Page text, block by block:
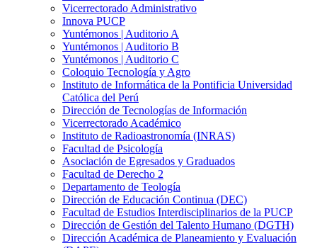
Vicerrectorado Administrativo
Innova PUCP
Yuntémonos | Auditorio A
Yuntémonos | Auditorio B
Yuntémonos | Auditorio C
Coloquio Tecnología y Agro
Instituto de Informática de la Pontificia Universidad
Católica del Perú
Dirección de Tecnologías de Información
Vicerrectorado Académico
Instituto de Radioastronomía (INRAS)
Facultad de Psicología
Asociación de Egresados y Graduados
Facultad de Derecho 2
Departamento de Teología
Dirección de Educación Continua (DEC)
Facultad de Estudios Interdisciplinarios de la PUCP
Dirección de Gestión del Talento Humano (DGTH)
Dirección Académica de Planeamiento y Evaluación